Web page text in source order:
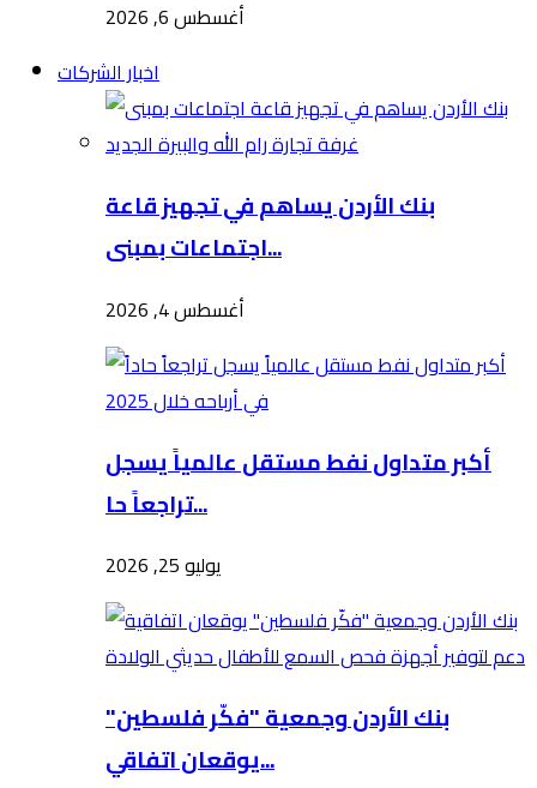
أغسطس 6, 2026
اخبار الشركات
بنك الأردن يساهم في تجهيز قاعة
اجتماعات بمبنى...
أغسطس 4, 2026
أكبر متداول نفط مستقل عالمياً يسجل
تراجعاً حا...
يوليو 25, 2026
بنك الأردن وجمعية "فكّر فلسطين"
يوقعان اتفاقي...